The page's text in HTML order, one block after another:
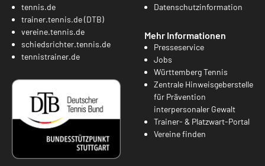
tennis.de
trainer.tennis.de (DTB)
vereine.tennis.de
schiedsrichter.tennis.de
tennistrainer.de
Datenschutzinformation
Mehr Informationen
Presseservice
Jobs
Württemberg Tennis
Zentrale Hinweisgeberstelle
für Prävention
interpersonaler Gewalt
Trainer- & Platzwart-Portal
Vereine finden